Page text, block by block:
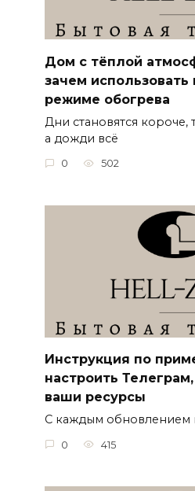
Дом с тёплой
зачем
режиме обогрева
Дни становятся короче,
а дожди всё
0 502
Инструкция по
настроить
ваши ресурсы
С каждым обновлением
0 415